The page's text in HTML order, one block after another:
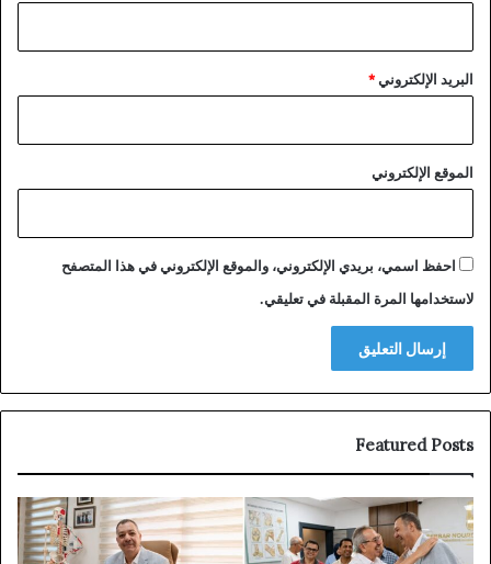
البريد الإلكتروني*
الموقع الإلكتروني
احفظ اسمي، بريدي الإلكتروني، والموقع الإلكتروني في هذا المتصفح
لاستخدامها المرة المقبلة في تعليقي.
Featured Posts
توقيف
الملقب
بـ”الناظوري”
من
45